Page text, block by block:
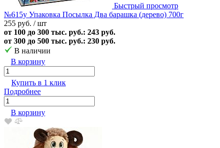
Быстрый просмотр
№615у Упаковка Посылка Два барашка (дерево) 700г
255 руб. / шт
от 100 до 300 тыс. руб.: 243 руб.
от 300 до 500 тыс. руб.: 230 руб.
В наличии
В корзину
Купить в 1 клик
Подробнее
В корзину